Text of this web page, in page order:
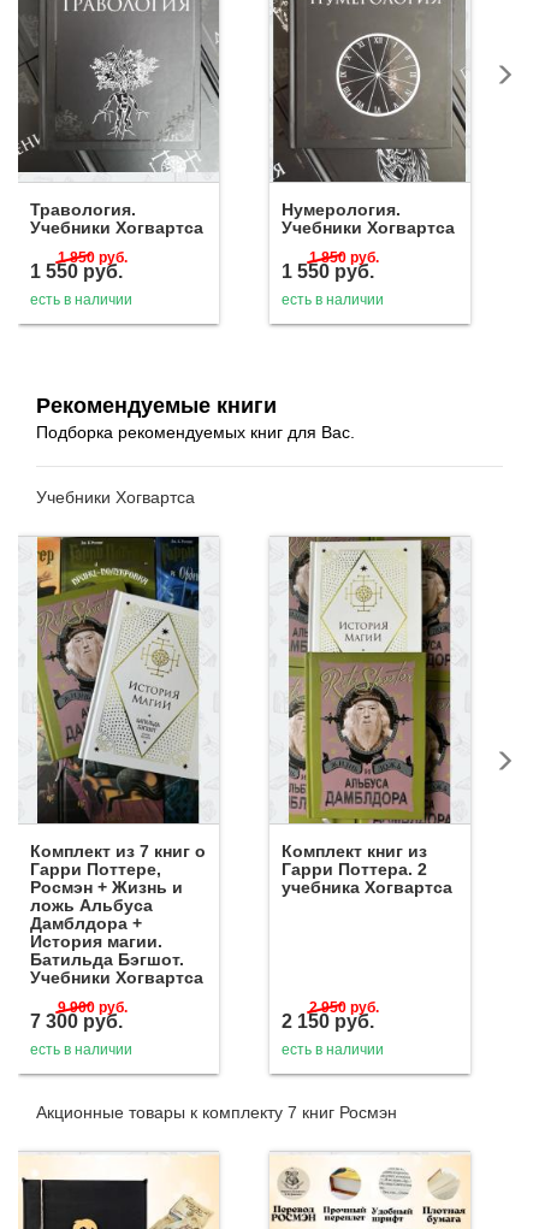
Травология.
Учебники Хогвартса
1 850 руб.
1 550 руб.
есть в наличии
Нумерология.
Учебники Хогвартса
1 850 руб.
1 550 руб.
есть в наличии
Рекомендуемые книги
Подборка рекомендуемых книг для Вас.
Учебники Хогвартса
Комплект из 7 книг о
Гарри Поттере,
Росмэн + Жизнь и
ложь Альбуса
Дамблдора +
История магии.
Батильда Бэгшот.
Учебники Хогвартса
9 900 руб.
7 300 руб.
есть в наличии
Комплект книг из
Гарри Поттера. 2
учебника Хогвартса
2 950 руб.
2 150 руб.
есть в наличии
Акционные товары к комплекту 7 книг Росмэн